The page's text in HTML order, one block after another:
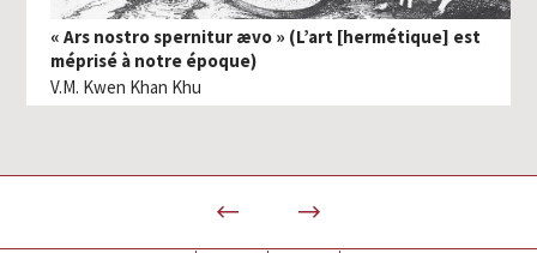
« Ars nostro spernitur ævo » (L’art [hermétique] est
méprisé à notre époque)
V.M. Kwen Khan Khu